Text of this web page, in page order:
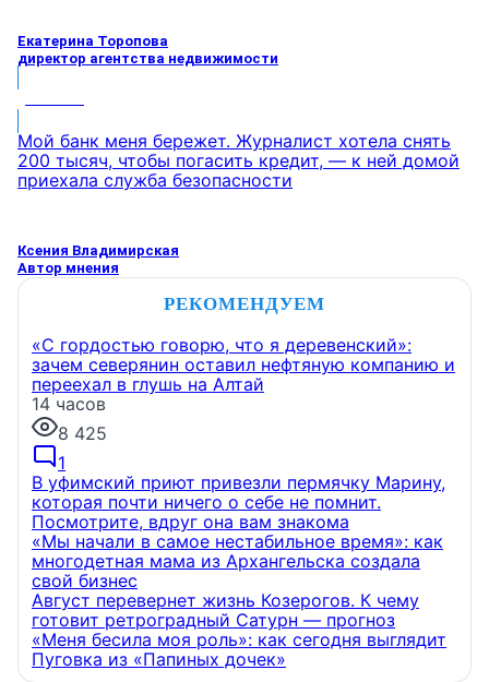
Екатерина Торопова
директор агентства недвижимости
Мой банк меня бережет. Журналист хотела снять
200 тысяч, чтобы погасить кредит, — к ней домой
приехала служба безопасности
Ксения Владимирская
Автор мнения
РЕКОМЕНДУЕМ
«С гордостью говорю, что я деревенский»:
зачем северянин оставил нефтяную компанию и
переехал в глушь на Алтай
14 часов
8 425
1
В уфимский приют привезли пермячку Марину,
которая почти ничего о себе не помнит.
Посмотрите, вдруг она вам знакома
«Мы начали в самое нестабильное время»: как
многодетная мама из Архангельска создала
свой бизнес
Август перевернет жизнь Козерогов. К чему
готовит ретроградный Сатурн — прогноз
«Меня бесила моя роль»: как сегодня выглядит
Пуговка из «Папиных дочек»